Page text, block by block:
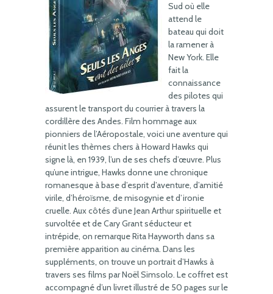
Sud où elle
attend le
bateau qui doit
la ramener à
New York. Elle
fait la
connaissance
des pilotes qui
assurent le transport du courrier à travers la
cordillère des Andes. Film hommage aux
pionniers de l’Aéropostale, voici une aventure qui
réunit les thèmes chers à Howard Hawks qui
signe là, en 1939, l’un de ses chefs d’œuvre. Plus
qu’une intrigue, Hawks donne une chronique
romanesque à base d’esprit d’aventure, d’amitié
virile, d’héroïsme, de misogynie et d’ironie
cruelle. Aux côtés d’une Jean Arthur spirituelle et
survoltée et de Cary Grant séducteur et
intrépide, on remarque Rita Hayworth dans sa
première apparition au cinéma. Dans les
suppléments, on trouve un portrait d’Hawks à
travers ses films par Noël Simsolo. Le coffret est
accompagné d’un livret illustré de 50 pages sur le